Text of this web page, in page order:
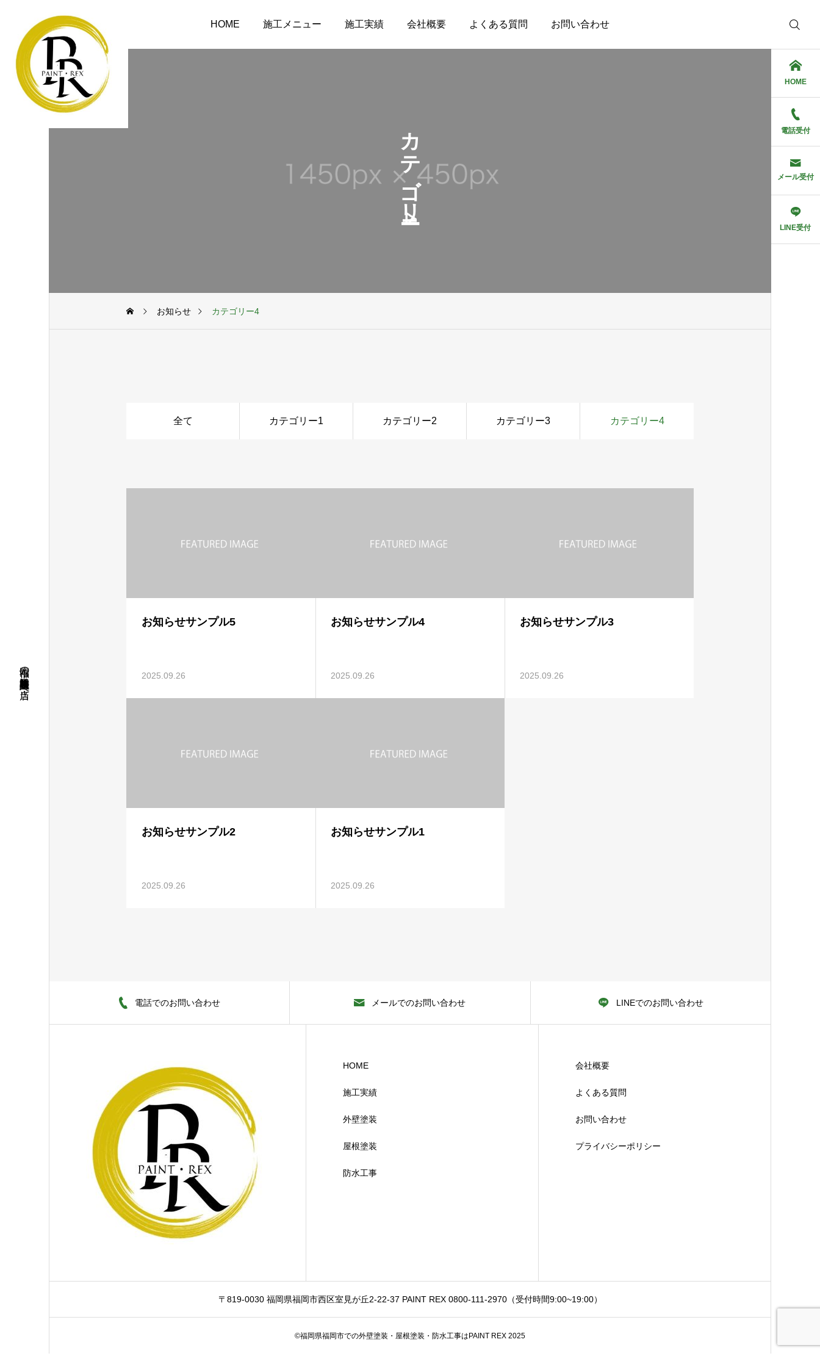
HOME 施工メニュー 施工実績 会社概要 よくある質問 お問い合わせ
福岡市の外壁塗装・屋根塗装・防水工事は当店へ
HOME
電話受付
メール受付
LINE受付
カテゴリー4
お知らせ カテゴリー4
全て カテゴリー1 カテゴリー2 カテゴリー3 カテゴリー4
お知らせサンプル5
2025.09.26
お知らせサンプル4
2025.09.26
お知らせサンプル3
2025.09.26
お知らせサンプル2
2025.09.26
お知らせサンプル1
2025.09.26
電話でのお問い合わせ メールでのお問い合わせ LINEでのお問い合わせ
HOME
施工実績
外壁塗装
屋根塗装
防水工事
会社概要
よくある質問
お問い合わせ
プライバシーポリシー
〒819-0030 福岡県福岡市西区室見が丘2-22-37 PAINT REX 0800-111-2970（受付時間9:00~19:00）
©福岡県福岡市での外壁塗装・屋根塗装・防水工事はPAINT REX 2025